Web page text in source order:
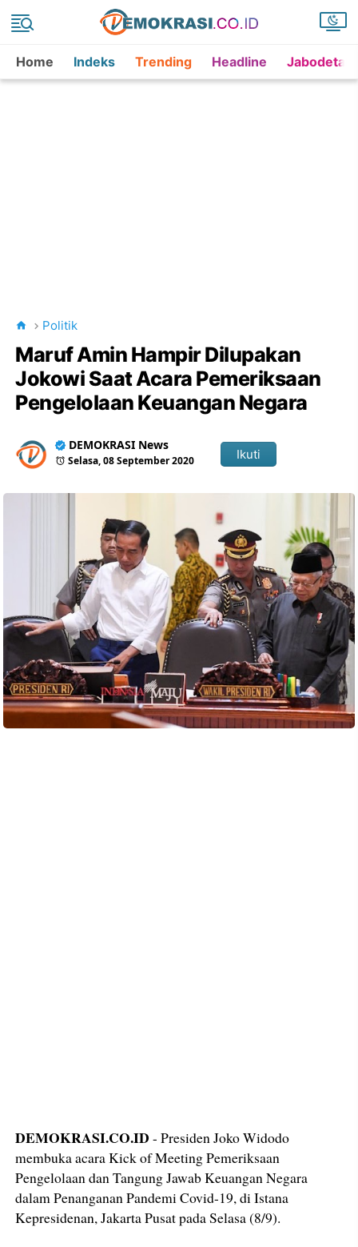
Home Indeks Trending Headline
Politik
Maruf Amin Hampir Dilupakan
Jokowi Saat Acara Pemeriksaan
Pengelolaan Keuangan Negara
DEMOKRASI News
Selasa, 08 September 2020 Ikuti
DEMOKRASI.CO.ID - Presiden Joko Widodo
membuka acara Kick of Meeting Pemeriksaan
Pengelolaan dan Tangung Jawab Keuangan Negara
dalam Penanganan Pandemi Covid-19, di Istana
Kepresidenan, Jakarta Pusat pada Selasa (8/9).